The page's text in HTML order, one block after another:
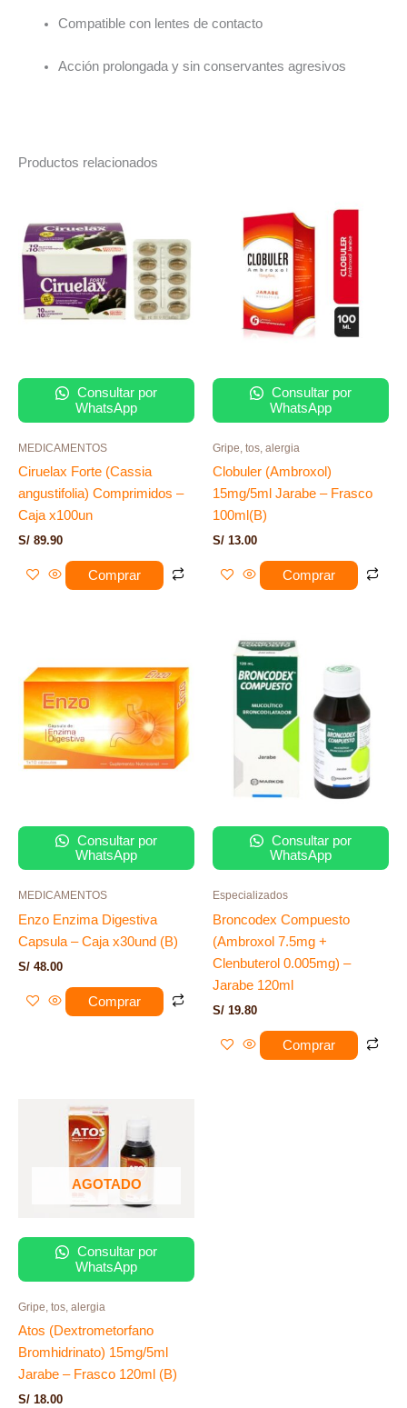
Compatible con lentes de contacto
Acción prolongada y sin conservantes agresivos
Productos relacionados
Consultar por
WhatsApp
MEDICAMENTOS
Ciruelax Forte (Cassia
angustifolia) Comprimidos –
Caja x100un
S/ 89.90
Comprar
Consultar por
WhatsApp
Gripe, tos, alergia
Clobuler (Ambroxol)
15mg/5ml Jarabe – Frasco
100ml(B)
S/ 13.00
Comprar
Consultar por
WhatsApp
MEDICAMENTOS
Enzo Enzima Digestiva
Capsula – Caja x30und (B)
S/ 48.00
Comprar
Consultar por
WhatsApp
Especializados
Broncodex Compuesto
(Ambroxol 7.5mg +
Clenbuterol 0.005mg) –
Jarabe 120ml
S/ 19.80
Comprar
AGOTADO
Consultar por
WhatsApp
Gripe, tos, alergia
Atos (Dextrometorfano
Bromhidrinato) 15mg/5ml
Jarabe – Frasco 120ml (B)
S/ 18.00